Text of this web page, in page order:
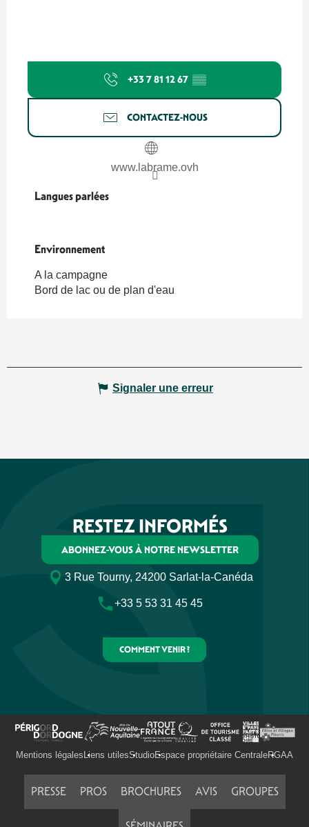
+33 7 81 12 67 ▒▒
CONTACTEZ-NOUS
www.labrame.ovh
Langues parlées
Langues parlées
Environnement
Environnement
A la campagne
Bord de lac ou de plan d'eau
Signaler une erreur
RESTEZ INFORMÉS
ABONNEZ-VOUS À NOTRE NEWSLETTER
3 Rue Tourny, 24200 Sarlat-la-Canéda
+33 5 53 31 45 45
COMMENT VENIR ?
Mentions légales Liens utilesStudioEspace propriétaire CentraleRGAA
PRESSE PROS BROCHURES AVIS GROUPES